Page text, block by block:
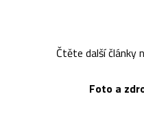
Čtěte další články
Foto a z